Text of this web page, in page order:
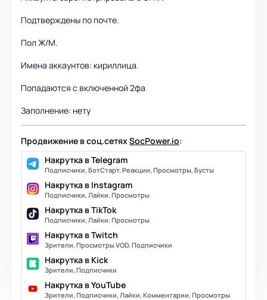
Подтверждены по почте.
Пол Ж/М.
Имена аккаунтов: кириллица.
Попадаются с включенной 2фа
Заполнение: нету
Продвижение в соц.сетяхSocPower.io:
Накрутка в Telegram
Подписчики, БотСтарт, Реакции, Просмотры, Бусты
Накрутка в Instagram
Подписчики, Лайки, Просмотры
Накрутка в TikTok
Подписчики, Лайки, Просмотры
Накрутка в Twitch
Зрители, Просмотры VOD, Подписчики
Накрутка в Kick
Зрители, Подписчики
Накрутка в YouTube
Зрители, Подписчики, Лайки, Комментарии, Просмотры